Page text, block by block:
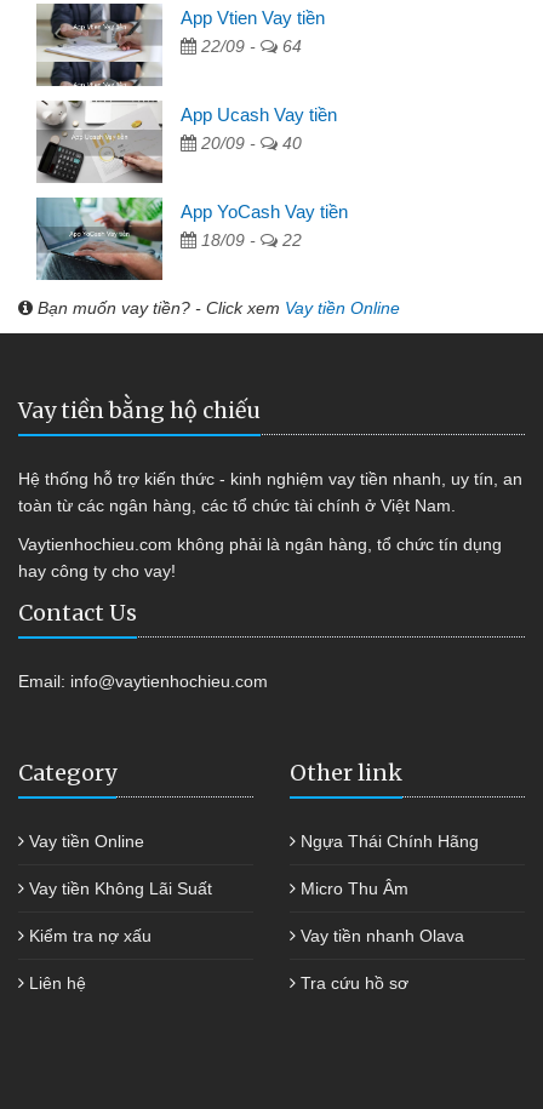
App Vtien Vay tiền
22/09 - 64
App Ucash Vay tiền
20/09 - 40
App YoCash Vay tiền
18/09 - 22
Bạn muốn vay tiền? - Click xem Vay tiền Online
Vay tiền bằng hộ chiếu
Hệ thống hỗ trợ kiến thức - kinh nghiệm vay tiền nhanh, uy tín, an
toàn từ các ngân hàng, các tổ chức tài chính ở Việt Nam.
Vaytienhochieu.com không phải là ngân hàng, tổ chức tín dụng
hay công ty cho vay!
Contact Us
Email: info@vaytienhochieu.com
Category
Vay tiền Online
Vay tiền Không Lãi Suất
Kiểm tra nợ xấu
Liên hệ
Other link
Ngựa Thái Chính Hãng
Micro Thu Âm
Vay tiền nhanh Olava
Tra cứu hồ sơ